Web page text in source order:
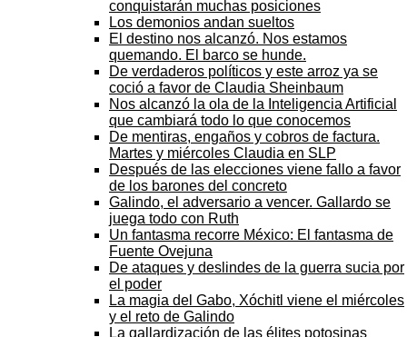
conquistarán muchas posiciones
Los demonios andan sueltos
El destino nos alcanzó. Nos estamos
quemando. El barco se hunde.
De verdaderos políticos y este arroz ya se
coció a favor de Claudia Sheinbaum
Nos alcanzó la ola de la Inteligencia Artificial
que cambiará todo lo que conocemos
De mentiras, engaños y cobros de factura.
Martes y miércoles Claudia en SLP
Después de las elecciones viene fallo a favor
de los barones del concreto
Galindo, el adversario a vencer. Gallardo se
juega todo con Ruth
Un fantasma recorre México: El fantasma de
Fuente Ovejuna
De ataques y deslindes de la guerra sucia por
el poder
La magia del Gabo, Xóchitl viene el miércoles
y el reto de Galindo
La gallardización de las élites potosinas